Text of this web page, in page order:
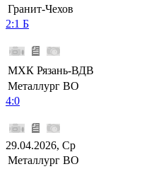
Гранит-Чехов
2:1 Б
МХК Рязань-ВДВ
Металлург ВО
4:0
29.04.2026, Ср
Металлург ВО